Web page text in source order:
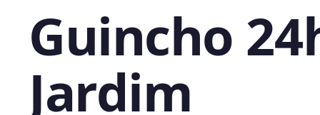
Guincho
Jardim